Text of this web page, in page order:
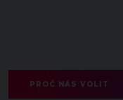
PROČ NÁS VOLIT